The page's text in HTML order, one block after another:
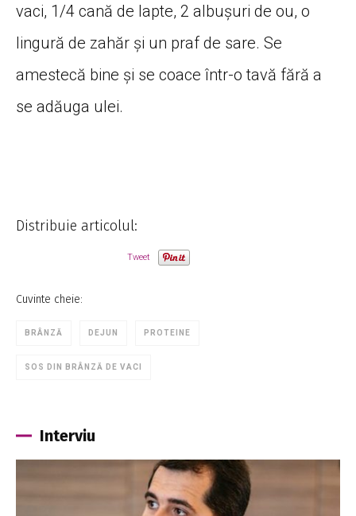
vaci, 1/4 cană de lapte, 2 albușuri de ou, o
lingură de zahăr și un praf de sare. Se
amestecă bine și se coace într-o tavă fără a
se adăuga ulei.
Distribuie articolul:
Tweet
Cuvinte cheie:
BRÂNZĂ DEJUN PROTEINE
SOS DIN BRÂNZĂ DE VACI
Interviu